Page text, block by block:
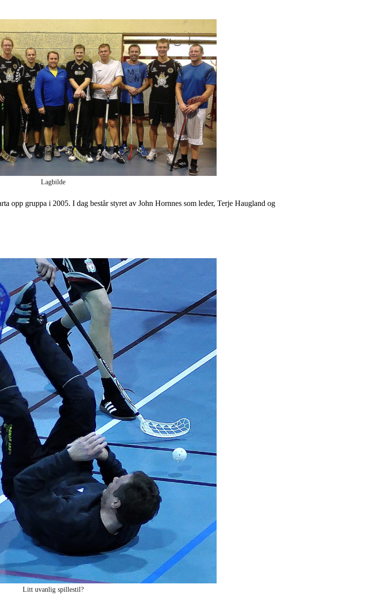
Lagbilde
opp gruppa i 2005. I dag består styret av John Hornnes som leder, Terje Haugland og
Litt uvanlig spillestil?